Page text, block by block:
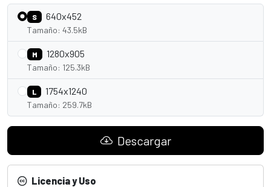
S 640x452
Tamaño: 43.5kB
M 1280x905
Tamaño: 125.3kB
L 1754x1240
Tamaño: 259.7kB
Descargar
Licencia y Uso